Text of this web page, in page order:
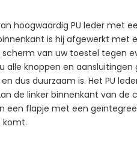
hoogwaardig PU leder met
is hij afgewerkt met
van uw toestel tegen
alle knoppen en
dus duurzaam is. Het PU
de linker binnenkant van
een flapje met een
komt.